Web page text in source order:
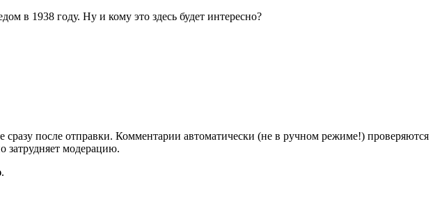
в 1938 году. Ну и кому это здесь будет интересно?
сразу после отправки. Комментарии автоматически (не в ручном режиме!) проверяются
затрудняет модерацию.
.